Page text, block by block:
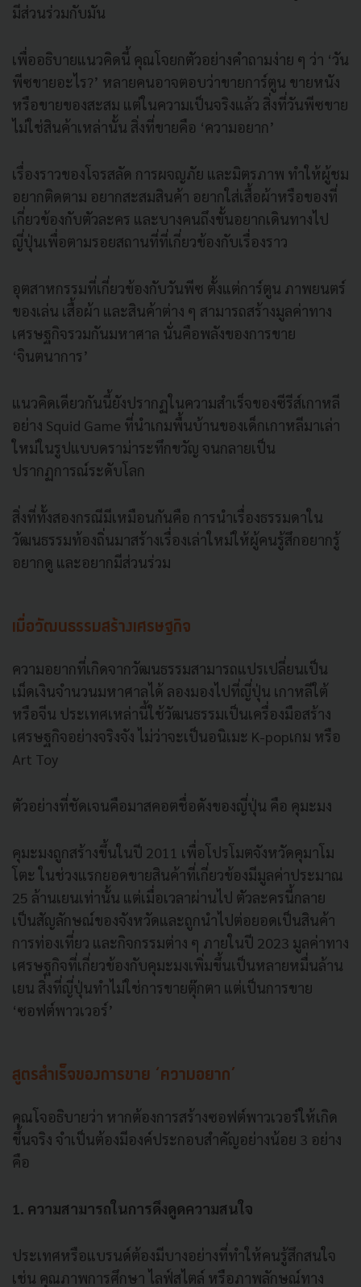
มีส่วนร่วมกับมัน
เพื่ออธิบายแนวคิดนี้ คุณโจยกตัวอย่างคำถามง่าย ๆ ว่า ‘วัน
พีซขายอะไร?’ หลายคนอาจตอบว่าขายการ์ตูน ขายหนัง
หรือขายของสะสม แต่ในความเป็นจริงแล้ว สิ่งที่วันพีซขาย
ไม่ใช่สินค้าเหล่านั้น สิ่งที่ขายคือ ‘ความอยาก’
เรื่องราวของโจรสลัด การผจญภัย และมิตรภาพ ทำให้ผู้ชม
อยากติดตาม อยากสะสมสินค้า อยากใส่เสื้อผ้าหรือของที่
เกี่ยวข้องกับตัวละคร และบางคนถึงขั้นอยากเดินทางไป
ญี่ปุ่นเพื่อตามรอยสถานที่ที่เกี่ยวข้องกับเรื่องราว
อุตสาหกรรมที่เกี่ยวข้องกับวันพีซ ตั้งแต่การ์ตูน ภาพยนตร์
ของเล่น เสื้อผ้า และสินค้าต่าง ๆ สามารถสร้างมูลค่าทาง
เศรษฐกิจรวมกันมหาศาล นั่นคือพลังของการขาย
‘จินตนาการ’
แนวคิดเดียวกันนี้ยังปรากฏในความสำเร็จของซีรีส์เกาหลี
อย่าง Squid Game ที่นำเกมพื้นบ้านของเด็กเกาหลีมาเล่า
ใหม่ในรูปแบบดราม่าระทึกขวัญ จนกลายเป็น
ปรากฏการณ์ระดับโลก
สิ่งที่ทั้งสองกรณีมีเหมือนกันคือ การนำเรื่องธรรมดาใน
วัฒนธรรมท้องถิ่นมาสร้างเรื่องเล่าใหม่ให้ผู้คนรู้สึกอยากรู้
อยากดู และอยากมีส่วนร่วม
เมื่อวัฒนธรรมสร้างเศรษฐกิจ
ความอยากที่เกิดจากวัฒนธรรมสามารถแปรเปลี่ยนเป็น
เม็ดเงินจำนวนมหาศาลได้ ลองมองไปที่ญี่ปุ่น เกาหลีใต้
หรือจีน ประเทศเหล่านี้ใช้วัฒนธรรมเป็นเครื่องมือสร้าง
เศรษฐกิจอย่างจริงจัง ไม่ว่าจะเป็นอนิเมะ K-popเกม หรือ
Art Toy
ตัวอย่างที่ชัดเจนคือมาสคอตชื่อดังของญี่ปุ่น คือ คุมะมง
คุมะมงถูกสร้างขึ้นในปี 2011 เพื่อโปรโมตจังหวัดคุมาโม
โตะ ในช่วงแรกยอดขายสินค้าที่เกี่ยวข้องมีมูลค่าประมาณ
25 ล้านเยนเท่านั้น แต่เมื่อเวลาผ่านไป ตัวละครนี้กลาย
เป็นสัญลักษณ์ของจังหวัดและถูกนำไปต่อยอดเป็นสินค้า
การท่องเที่ยว และกิจกรรมต่าง ๆ ภายในปี 2023 มูลค่าทาง
เศรษฐกิจที่เกี่ยวข้องกับคุมะมงเพิ่มขึ้นเป็นหลายหมื่นล้าน
เยน สิ่งที่ญี่ปุ่นทำไม่ใช่การขายตุ๊กตา แต่เป็นการขาย
‘ซอฟต์พาวเวอร์’
สูตรสำเร็จของการขาย ‘ความอยาก’
คุณโจอธิบายว่า หากต้องการสร้างซอฟต์พาวเวอร์ให้เกิด
ขึ้นจริง จำเป็นต้องมีองค์ประกอบสำคัญอย่างน้อย 3 อย่าง
คือ
1. ความสามารถในการดึงดูดความสนใจ
ประเทศหรือแบรนด์ต้องมีบางอย่างที่ทำให้คนรู้สึกสนใจ
เช่น คุณภาพการศึกษา ไลฟ์สไตล์ หรือภาพลักษณ์ทาง